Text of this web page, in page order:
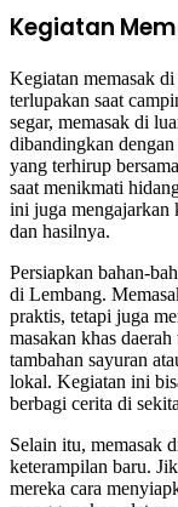
Kegiatan
Kegiatan memasak
terlupakan saat
segar, memasak di
dibandingkan
yang terhirup
saat menikmati
ini juga mengajarkan
dan hasilnya.
Persiapkan bahan-
di Lembang.
praktis, tetapi juga
masakan khas
tambahan sayuran
lokal. Kegiatan ini
berbagi cerita di
Selain itu, memasak
keterampilan baru.
mereka cara